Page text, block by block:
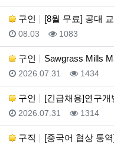
구인 [8월 무료] 공대
등록일
08.03 조회
1083
구인 Sawgrass Mills
등록일
2026.07.31 조회
1434
구인 [긴급채용]연구
등록일
2026.07.31 조회
1314
구직 [중국어 협상 통역]